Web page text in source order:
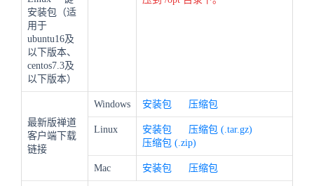
安装包（适
用于
ubuntu16及
以下版本、
centos7.3及
以下版本）
最新版禅道
客户端下载
链接
Windows 安装包 压缩包
Linux 安装包
压缩包 (.tar.gz)
压缩包 (.zip)
Mac 安装包 压缩包